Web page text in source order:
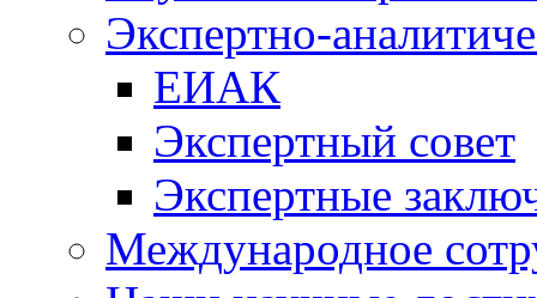
Экспертно-
ЕИАК
Экспертный совет
Экспертные
Международное